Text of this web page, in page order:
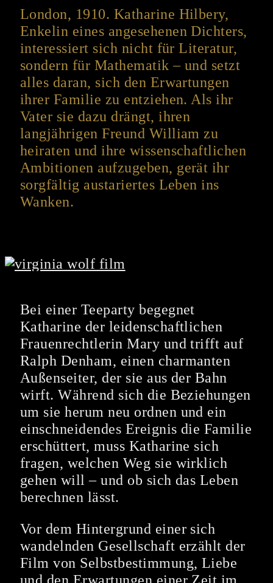
London, 1910. Katharine Hilbery,
Enkelin eines angesehenen Dichters,
interessiert sich nicht für Literatur,
sondern für Mathematik – und setzt
alles daran, sich den Erwartungen
ihrer Familie zu entziehen. Als ihr
Vater sie dazu drängt, ihren
langjährigen Freund William zu
heiraten und ihre wissenschaftlichen
Ambitionen aufzugeben, gerät ihr
sorgfältig austariertes Leben ins
Wanken.
Bei einer Teeparty begegnet
Katharine der leidenschaftlichen
Frauenrechtlerin Mary und trifft auf
Ralph Denham, einen charmanten
Außenseiter, der sie aus der Bahn
wirft. Während sich die Beziehungen
um sie herum neu ordnen und ein
einschneidendes Ereignis die Familie
erschüttert, muss Katharine sich
fragen, welchen Weg sie wirklich
gehen will – und ob sich das Leben
berechnen lässt.
Vor dem Hintergrund einer sich
wandelnden Gesellschaft erzählt der
Film von Selbstbestimmung, Liebe